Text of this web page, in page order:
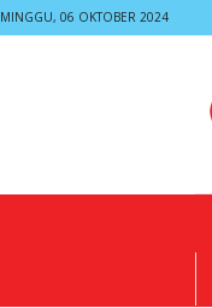
MINGGU, 06 OKTOBER 2024